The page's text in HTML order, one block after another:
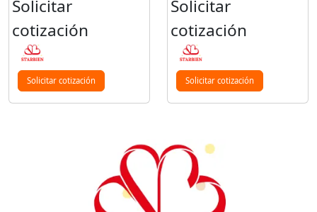
Solicitar
cotización
Solicitar cotización
Solicitar
cotización
Solicitar cotización